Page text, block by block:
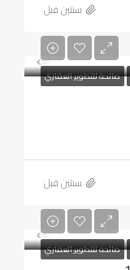
‏سنتين قبل
صالحة للتطوير العقاري
‏سنتين قبل
صالحة للتطوير العقاري